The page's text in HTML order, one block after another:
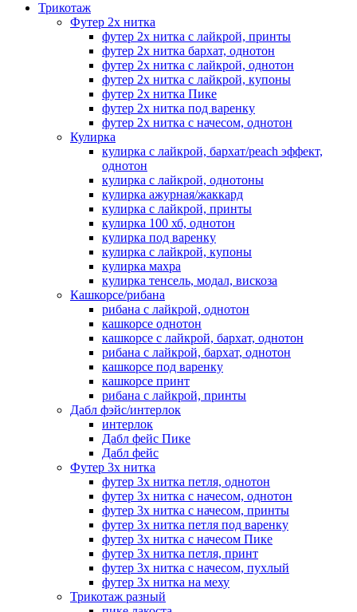
Трикотаж
Футер 2х нитка
футер 2х нитка с лайкрой, принты
футер 2х нитка бархат, однотон
футер 2х нитка с лайкрой, однотон
футер 2х нитка с лайкрой, купоны
футер 2х нитка Пике
футер 2х нитка под варенку
футер 2х нитка с начесом, однотон
Кулирка
кулирка с лайкрой, бархат/peach эффект,
однотон
кулирка с лайкрой, однотоны
кулирка ажурная/жаккард
кулирка с лайкрой, принты
кулирка 100 хб, однотон
кулирка под варенку
кулирка с лайкрой, купоны
кулирка махра
кулирка тенсель, модал, вискоза
Кашкорсе/рибана
рибана с лайкрой, однотон
кашкорсе однотон
кашкорсе с лайкрой, бархат, однотон
рибана с лайкрой, бархат, однотон
кашкорсе под варенку
кашкорсе принт
рибана с лайкрой, принты
Дабл фэйс/интерлок
интерлок
Дабл фейс Пике
Дабл фейс
Футер 3х нитка
футер 3х нитка петля, однотон
футер 3х нитка с начесом, однотон
футер 3х нитка с начесом, принты
футер 3х нитка петля под варенку
футер 3х нитка с начесом Пике
футер 3х нитка петля, принт
футер 3х нитка с начесом, пухлый
футер 3х нитка на меху
Трикотаж разный